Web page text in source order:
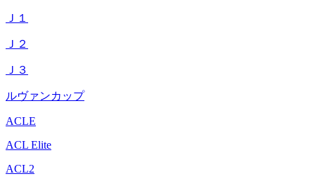
Ｊ１
Ｊ２
Ｊ３
ルヴァンカップ
ACLE
ACL Elite
ACL2